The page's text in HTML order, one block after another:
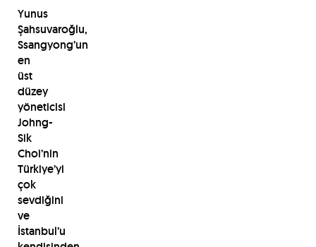
Yunus
Şahsuvaroğlu,
Ssangyong’un
en
üst
düzey
yöneticisi
Johng-
Sik
Choi’nin
Türkiye’yi
çok
sevdiğini
ve
İstanbul’u